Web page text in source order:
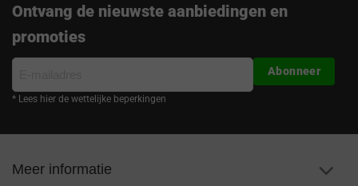
Ontvang de nieuwste aanbiedingen en
promoties
mailadres
* Lees hier de wettelijke beperkingen
Abonneer
Meer informatie